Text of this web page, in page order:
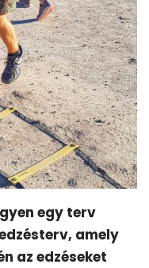
egy terv
amely
az edzéseket